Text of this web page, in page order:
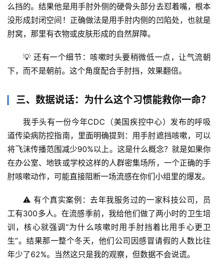
万
物
奥
档
案
宇
文
生
活
科
么挡的。结果他是用手肘外侧的硬骨头部分去怼着嘴，根本
没形成封闭空间！正确做法是用手肘内侧的凹陷处，也就是
肘窝，那里有衣物或皮肤形成的自然屏障。
💡 还有一个细节： 咳嗽时头要稍微低一点 ，让气流朝
下，而不是朝前。这个角度配合手肘挡，效果翻倍。
三、数据说话：为什么这个习惯能救你一命？
我手头有一份今年CDC（美国疾控中心）发布的呼吸
道传染病防控指南，里面明确提到： 用手肘遮挡咳嗽，可以
将飞沫传播范围减少90%以上。这是什么概念？就是如果你
在办公室、地铁或学校这样的人群密集场所，一个正确的手
肘咳嗽动作，可能直接阻断一场流感在你们小组里的爆发。
⚠️ 有个真实案例：去年我服务过的一家科技公司，员
工有300多人。在流感季前，我给他们做了两小时的卫生培
训，核心就强调“为什么咳嗽时用手肘挡着比用手心更卫
生”。结果那一整个冬天，他们公司因感冒请假的人数比往
年少了62%。 当然这只是我的观察，但数据不会说谎。